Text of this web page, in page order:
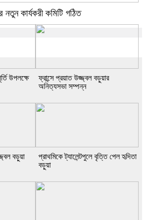
নতুন কার্যকরী কমিটি গঠিত
উপলক্ষে
ফ্রান্সে প্রয়াত উজ্জ্বল বড়ুয়ার
অনিত্যসভা সম্পন্ন
বড়ুয়া
প্রাথমিকে ট্যালেন্টপুলে বৃত্তি পেল হৃদিতা
বড়ুয়া